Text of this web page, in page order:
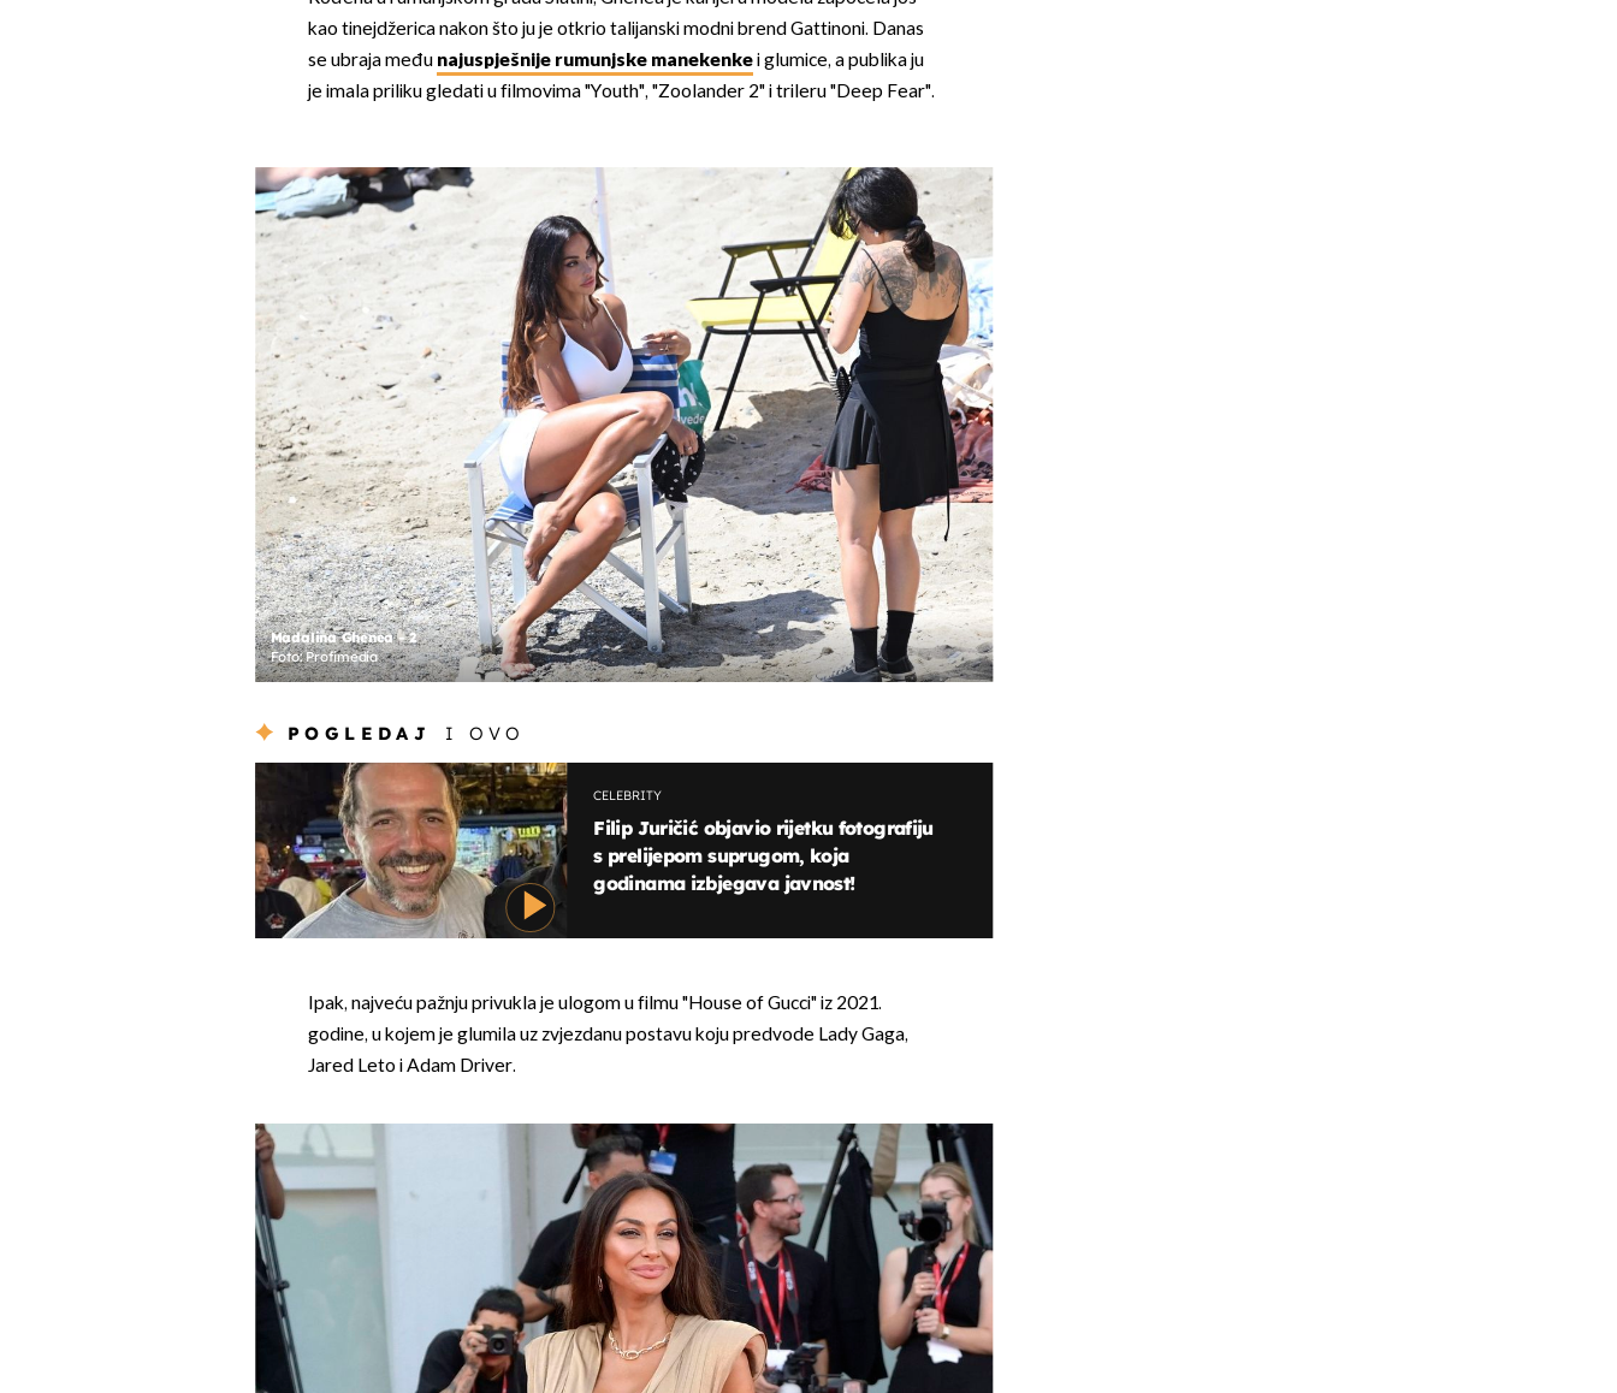
kao tinejdžerica nakon što ju je otkrio talijanski modni brend Gattinoni. Danas
se ubraja među najuspješnije rumunjske manekenkei glumice, a publika ju
je imala priliku gledati u filmovima "Youth", "Zoolander 2" i trileru "Deep Fear".
Madalina Ghenea - 2
Foto: Profimedia
POGLEDAJ I OVO
CELEBRITY
Filip Juričić objavio rijetku fotografiju
s prelijepom suprugom, koja
godinama izbjegava javnost!
Ipak, najveću pažnju privukla je ulogom u filmu "House of Gucci" iz 2021.
godine, u kojem je glumila uz zvjezdanu postavu koju predvode Lady Gaga,
Jared Leto i Adam Driver.